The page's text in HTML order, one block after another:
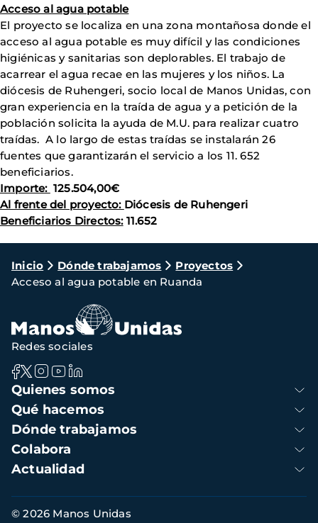
Acceso al agua potable
El proyecto se localiza en una zona montañosa donde el
acceso al agua potable es muy difícil y las condiciones
higiénicas y sanitarias son deplorables. El trabajo de
acarrear el agua recae en las mujeres y los niños. La
diócesis de Ruhengeri, socio local de Manos Unidas, con
gran experiencia en la traída de agua y a petición de la
población solicita la ayuda de M.U. para realizar cuatro
traídas. A lo largo de estas traídas se instalarán 26
fuentes que garantizarán el servicio a los 11. 652
beneficiarios.
Importe: 125.504,00€
Al frente del proyecto: Diócesis de Ruhengeri
Beneficiarios Directos:11.652
Ruta
de
navegación
Inicio Dónde trabajamos
Proyectos
Acceso al agua potable en Ruanda
Navegación
principal
Quienes somos
Qué hacemos
Dónde trabajamos
Colabora
Actualidad
Redes sociales
Información
© 2026 Manos Unidas